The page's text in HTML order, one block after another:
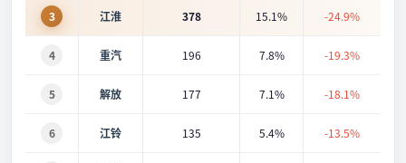
3 江淮 378 15.1% -24.9%
4 重汽 196 7.8% -19.3%
5 解放 177 7.1% -18.1%
6 江铃 135 5.4% -13.5%